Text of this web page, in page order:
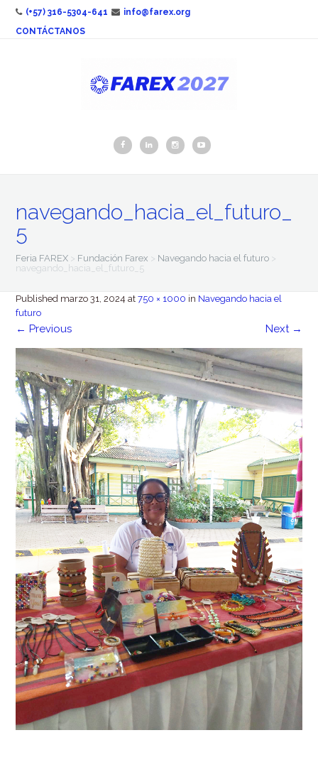
(+57) 316-5304-641
info@farex.org
CONTÁCTANOS
navegando_hacia_el_futuro_
5
Feria FAREX > Fundación Farex > Navegando hacia el futuro >
navegando_hacia_el_futuro_5
Published marzo 31, 2024 at750 × 1000 in Navegando hacia el
futuro
← Previous Next →